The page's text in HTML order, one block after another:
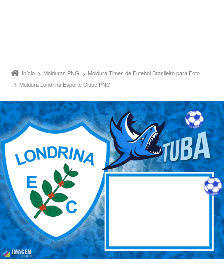
Início Molduras PNG
Moldura Times de Futebol Brasileiro para Foto
Moldura Londrina Esporte Clube PNG